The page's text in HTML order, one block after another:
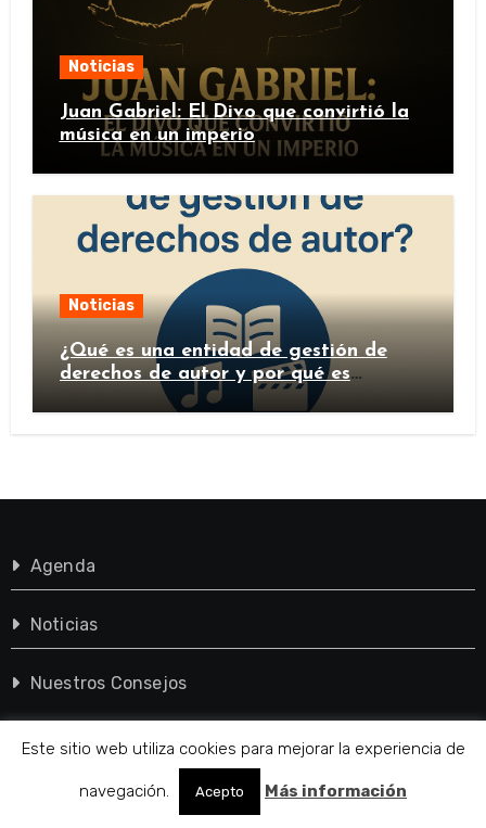
Noticias
Juan Gabriel: El Divo que convirtió la
música en un imperio
Noticias
¿Qué es una entidad de gestión de
derechos de autor y por qué es
importante?
Agenda
Noticias
Nuestros Consejos
Este sitio web utiliza cookies para mejorar la experiencia de
navegación. Acepto Más información